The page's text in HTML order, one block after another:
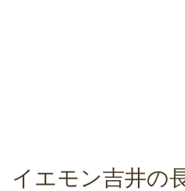
イエモン吉井の